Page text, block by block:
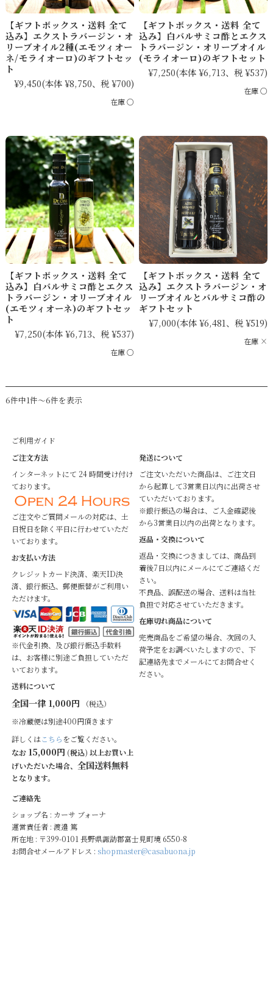
【ギフトボックス・送料 全て
込み】エクストラバージン・オ
リーブオイル2種(エモツィオー
ネ/モライオーロ)のギフトセッ
ト
¥9,450(本体 ¥8,750、税 ¥700)
在庫 ○
【ギフトボックス・送料 全て
込み】白バルサミコ酢とエクス
トラバージン・オリーブオイル
(モライオーロ)のギフトセット
¥7,250(本体 ¥6,713、税 ¥537)
在庫 ○
【ギフトボックス・送料 全て
込み】白バルサミコ酢とエクス
トラバージン・オリーブオイル
(エモツィオーネ)のギフトセッ
ト
¥7,250(本体 ¥6,713、税 ¥537)
在庫 ○
【ギフトボックス・送料 全て
込み】エクストラバージン・オ
リーブオイルとバルサミコ酢の
ギフトセット
¥7,000(本体 ¥6,481、税 ¥519)
在庫 ×
6件中1件～6件を表示
ご利用ガイド
ご注文方法
インターネットにて 24 時間受け付け
ております。
ご注文やご質問メールの対応は、土
日祝日を除く平日に行わせていただ
いております。
お支払い方法
クレジットカード決済、楽天ID決
済、銀行振込、郵便振替がご利用い
ただけます。
※代金引換、及び銀行振込手数料
は、お客様に別途ご負担していただ
いております。
送料について
全国一律 1,000円 （税込）
※冷蔵便は別途400円頂きます
詳しくはこちらをご覧ください。
なお 15,000円 (税込) 以上お買い上
げいただいた場合、 全国送料無料
となります。
発送について
ご注文いただいた商品は、ご注文日
から起算して3営業日以内に出荷させ
ていただいております。
※銀行振込の場合は、ご入金確認後
から3営業日以内の出荷となります。
返品・交換について
返品・交換につきましては、商品到
着後7日以内にメールにてご連絡くだ
さい。
不良品、誤配送の場合、送料は当社
負担で対応させていただきます。
在庫切れ商品について
完売商品をご希望の場合、次回の入
荷予定をお調べいたしますので、下
記連絡先までメールにてお問合せく
ださい。
ご連絡先
ショップ名 : カーサ ブォーナ
運営責任者 : 渡邉 篤
所在地 : 〒399-0101 長野県諏訪郡富士見町境 6550-8
お問合せメールアドレス : shopmaster@casabuona.jp